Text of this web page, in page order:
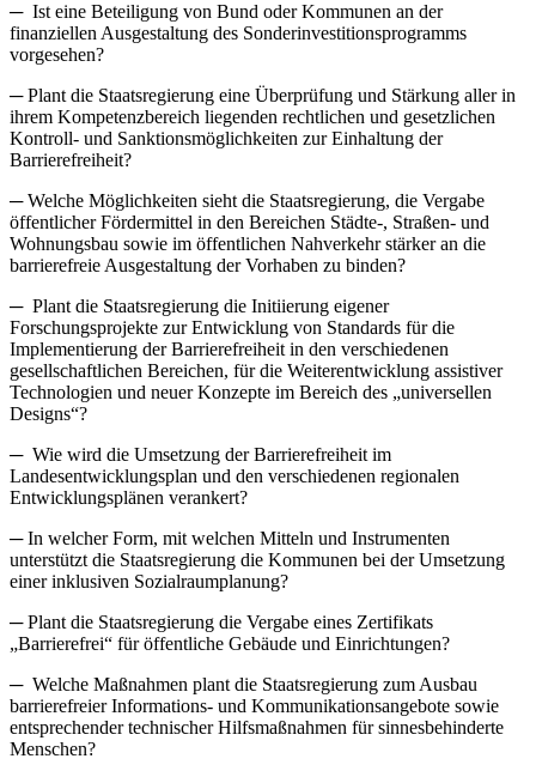
─ Ist eine Beteiligung von Bund oder Kommunen an der
finanziellen Ausgestaltung des Sonderinvestitionsprogramms
vorgesehen?
─ Plant die Staatsregierung eine Überprüfung und Stärkung aller in
ihrem Kompetenzbereich liegenden rechtlichen und gesetzlichen
Kontroll- und Sanktionsmöglichkeiten zur Einhaltung der
Barrierefreiheit?
─ Welche Möglichkeiten sieht die Staatsregierung, die Vergabe
öffentlicher Fördermittel in den Bereichen Städte-, Straßen- und
Wohnungsbau sowie im öffentlichen Nahverkehr stärker an die
barrierefreie Ausgestaltung der Vorhaben zu binden?
─ Plant die Staatsregierung die Initiierung eigener
Forschungsprojekte zur Entwicklung von Standards für die
Implementierung der Barrierefreiheit in den verschiedenen
gesellschaftlichen Bereichen, für die Weiterentwicklung assistiver
Technologien und neuer Konzepte im Bereich des „universellen
Designs“?
─ Wie wird die Umsetzung der Barrierefreiheit im
Landesentwicklungsplan und den verschiedenen regionalen
Entwicklungsplänen verankert?
─ In welcher Form, mit welchen Mitteln und Instrumenten
unterstützt die Staatsregierung die Kommunen bei der Umsetzung
einer inklusiven Sozialraumplanung?
─ Plant die Staatsregierung die Vergabe eines Zertifikats
„Barrierefrei“ für öffentliche Gebäude und Einrichtungen?
─ Welche Maßnahmen plant die Staatsregierung zum Ausbau
barrierefreier Informations- und Kommunikationsangebote sowie
entsprechender technischer Hilfsmaßnahmen für sinnesbehinderte
Menschen?